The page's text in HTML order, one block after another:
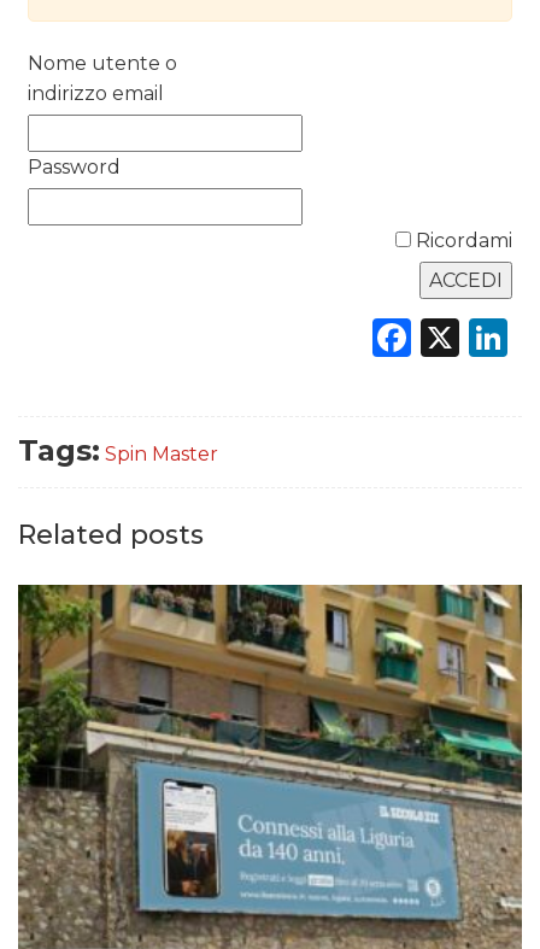
Nome utente o
indirizzo email
Password
Ricordami
X
Tags: Spin Master
Related posts